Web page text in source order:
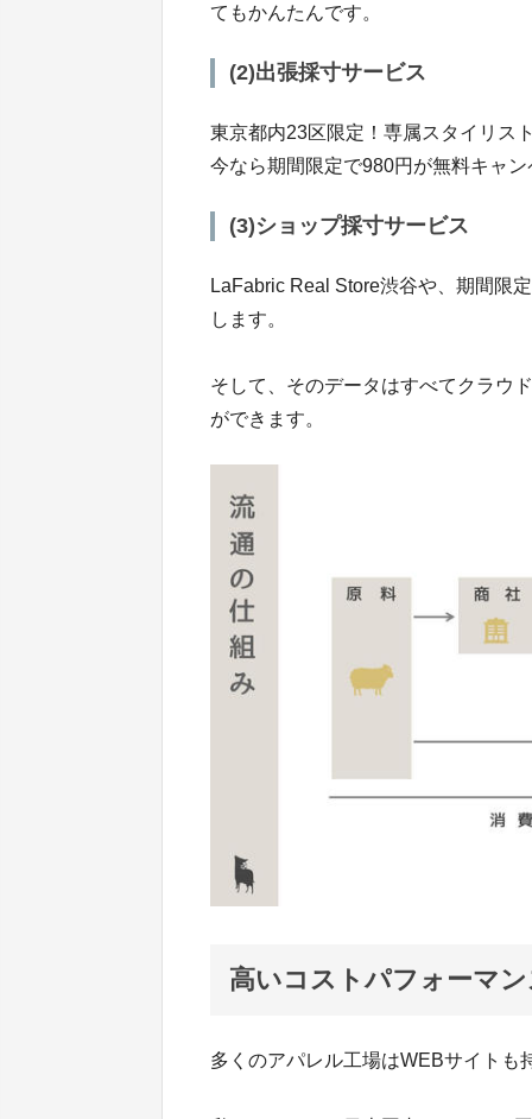
てもかんたんです。
(2)出張採寸サービス
東京都内23区限定！専属スタイリス
今なら期間限定で980円が無料キャ
(3)ショップ採寸サービス
LaFabric Real Store渋谷や、期間限
します。
そして、そのデータはすべてクラウ
ができます。
高いコストパフォーマ
多くのアパレル工場はWEBサイトも